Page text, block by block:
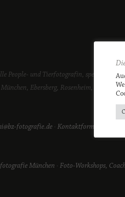
People- und Tierfotografin, spezialisiert
Ebersberg, Rosenheim, Bad
fotografie.de · Kontaktformular
München · Foto-Workshops,